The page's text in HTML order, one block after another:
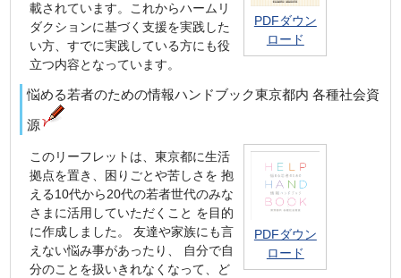
載されています。これからハームリ
ダクションに基づく支援を実践した
い方、すでに実践している方にも役
立つ内容となっています。
PDFダウン
ロード
悩める若者のための情報ハンドブック東京都内 各種社会資
源
このリーフレットは、東京都に生活
拠点を置き、困りごとや苦しさを 抱
える10代から20代の若者世代のみな
さまに活用していただくこと を目的
に作成しました。 友達や家族にも言
えない悩み事があったり、 自分で自
分のことを扱いきれなくなって、ど
PDFダウン
ロード